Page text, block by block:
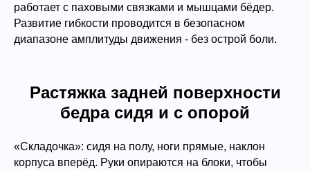
работает с паховыми связками и мышцами бёдер.
Развитие гибкости проводится в безопасном
диапазоне амплитуды движения - без острой боли.
Растяжка задней поверхности
бедра сидя и с опорой
«Складочка»: сидя на полу, ноги прямые, наклон
корпуса вперёд. Руки опираются на блоки, чтобы